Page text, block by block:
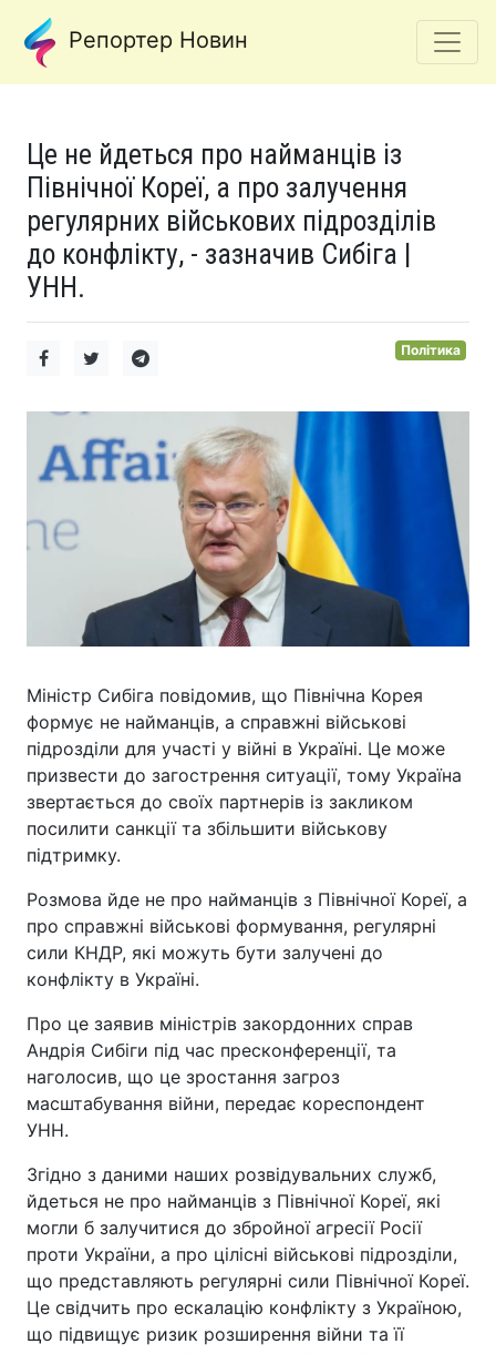
Репортер Новин
Це не йдеться про найманців із
Північної Кореї, а про залучення
регулярних військових підрозділів
до конфлікту, - зазначив Сибіга |
УНН.
Політика
Міністр Сибіга повідомив, що Північна Корея
формує не найманців, а справжні військові
підрозділи для участі у війні в Україні. Це може
призвести до загострення ситуації, тому Україна
звертається до своїх партнерів із закликом
посилити санкції та збільшити військову
підтримку.
Розмова йде не про найманців з Північної Кореї, а
про справжні військові формування, регулярні
сили КНДР, які можуть бути залучені до
конфлікту в Україні.
Про це заявив міністрів закордонних справ
Андрія Сибіги під час пресконференції, та
наголосив, що це зростання загроз
масштабування війни, передає кореспондент
УНН.
Згідно з даними наших розвідувальних служб,
йдеться не про найманців з Північної Кореї, які
могли б залучитися до збройної агресії Росії
проти України, а про цілісні військові підрозділи,
що представляють регулярні сили Північної Кореї.
Це свідчить про ескалацію конфлікту з Україною,
що підвищує ризик розширення війни та її